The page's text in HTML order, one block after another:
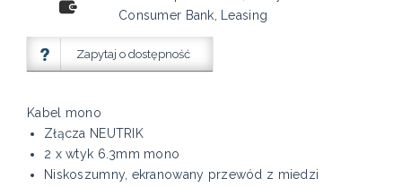
Consumer Bank, Leasing
Zapytaj o dostępność
Kabel mono
Złącza NEUTRIK
2 x wtyk 6.3mm mono
Niskoszumny, ekranowany przewód z miedzi